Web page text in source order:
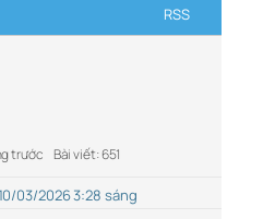
RSS
trước Bài viết: 651
03/2026 3:28 sáng